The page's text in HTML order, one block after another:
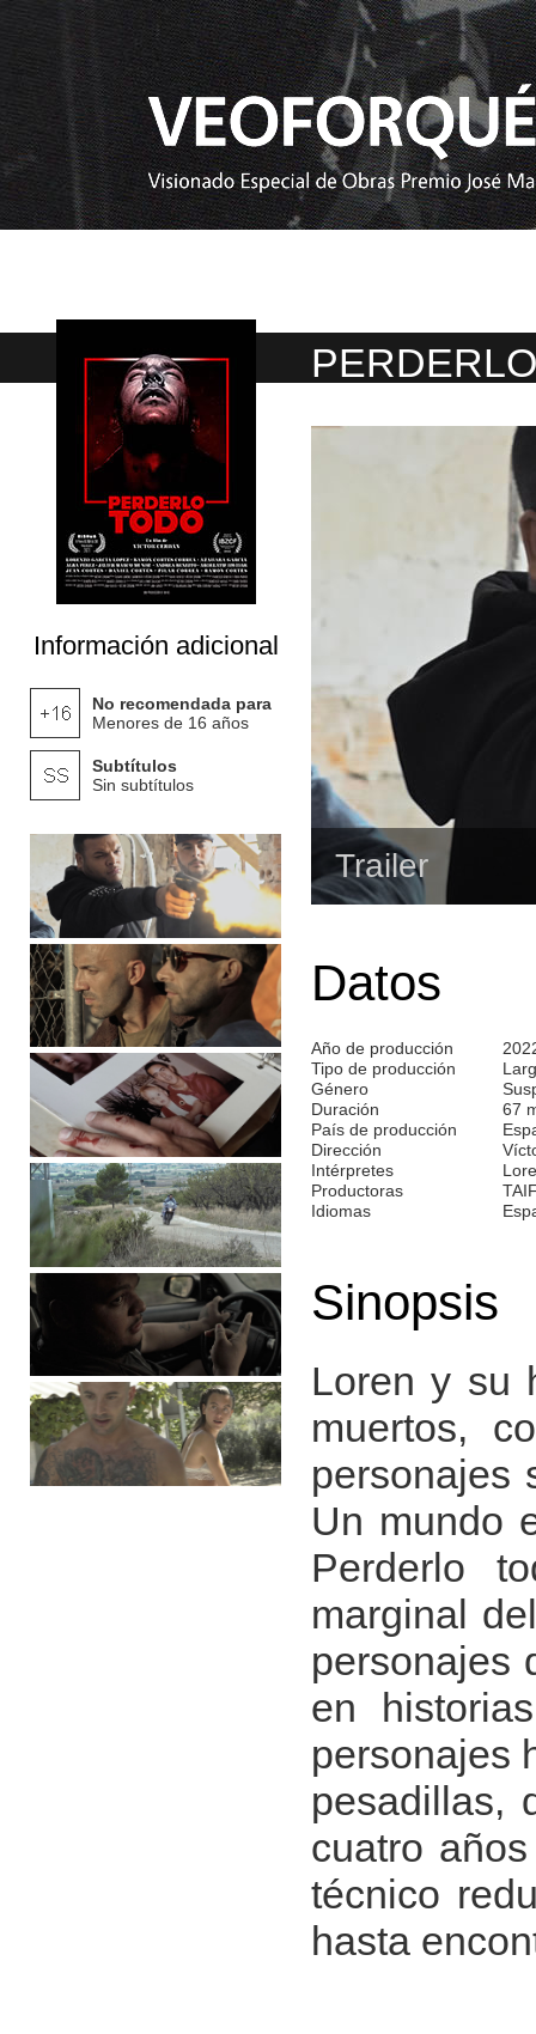
Información adicional
No recomendada para
Menores de 16 años
Subtítulos
Sin subtítulos
Trailer
Datos
Año de producción
Tipo de producción
Género
Duración
67
País de producción
Dirección
Intérpretes
Productoras
Idiomas
Sinopsis
Loren y su
muertos,
personajes
Un mundo
Perderlo
marginal
personajes
en
personajes
pesadillas,
cuatro
técnico
hasta